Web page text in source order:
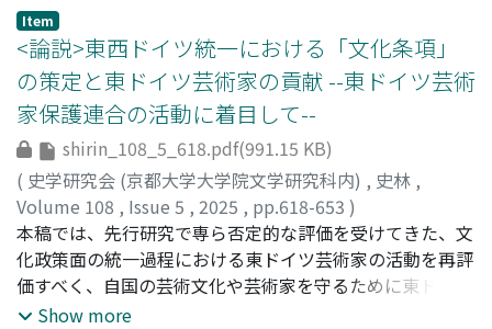
まえて本稿は、大公の統治理念を最も正確に把握したと思
われる侍従武官A・ブローシュによる皇位継承計画（一九
一一年）を糸口として、その作成の背景と内容を詳細に検
討した。考察の結果、即位の宣誓延期とハンガリー議会へ
の普通選挙権の導入、帝国の一体性を掘り崩したハンガリ
ー政府への譲歩の撤回を中心とする改革が目指された点、
また新君主の意向を阻むであろう複数の制約が存在した点
を明らかにした。さらに、大公を語る際に言及される南ス
ラヴ版の三重制構想をブローシュが明確に拒絶した事実を
裏づけることで、大公も三重制を退けたと推断できる点も
示した。
Item
<論説>東西ドイツ統一における「文化条項」
の策定と東ドイツ芸術家の貢献 --東ドイツ芸術
家保護連合の活動に着目して--
shirin_108_5_618.pdf(991.15 KB)
( 史学研究会 (京都大学大学院文学研究科内) , 史林 ,
Volume 108 , Issue 5 , 2025 , pp.618-653 )
中濵, 大貴 ;NAKAHAMA, Hirotaka
本稿では、先行研究で専ら否定的な評価を受けてきた、文
化政策面の統一過程における東ドイツ芸術家の活動を再評
価すべく、自国の芸術文化や芸術家を守るために東ドイツ
の全ての芸術家協会により結成された「東ドイツ芸術家保
Show more